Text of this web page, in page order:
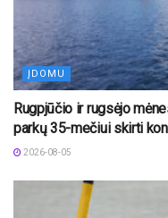
ĮDOMU
Rugpjūčio ir rugsėjo
parkų 35-mečiui skirti
2026-08-05